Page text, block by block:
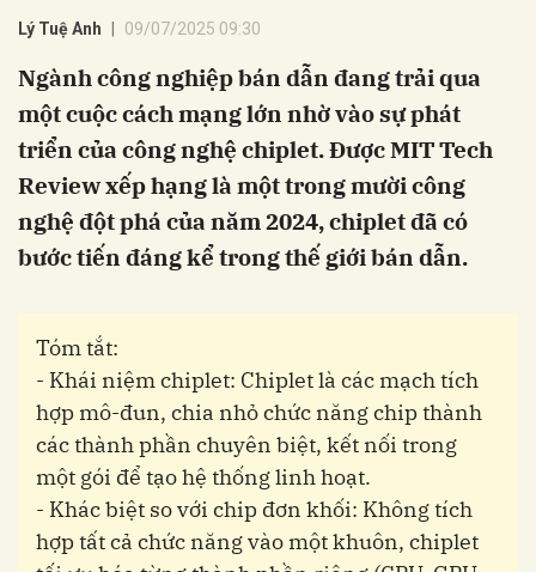
Lý Tuệ Anh 09/07/2025 09:30
Ngành công nghiệp bán dẫn đang trải qua
một cuộc cách mạng lớn nhờ vào sự phát
triển của công nghệ chiplet. Được MIT Tech
Review xếp hạng là một trong mười công
nghệ đột phá của năm 2024, chiplet đã có
bước tiến đáng kể trong thế giới bán dẫn.
Tóm tắt:
- Khái niệm chiplet: Chiplet là các mạch tích
hợp mô-đun, chia nhỏ chức năng chip thành
các thành phần chuyên biệt, kết nối trong
một gói để tạo hệ thống linh hoạt.
- Khác biệt so với chip đơn khối: Không tích
hợp tất cả chức năng vào một khuôn, chiplet
Hủy Gửi